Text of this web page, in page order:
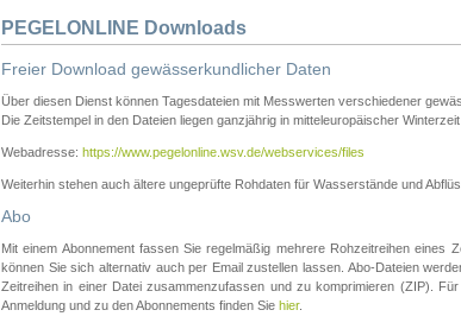
PEGELONLINE Downloads
Freier Download gewässerkundlicher Daten
Über diesen Dienst können Tagesdateien mit Messwerten verschiedener
Die Zeitstempel in den Dateien liegen ganzjährig in mitteleuropäischer Winterzeit
Webadresse: https://www.pegelonline.wsv.de/webservices/files
Weiterhin stehen auch ältere ungeprüfte Rohdaten für Wasserstände und
Abo
Mit einem Abonnement fassen Sie regelmäßig mehrere Rohzeitreihen
können Sie sich alternativ auch per Email zustellen lassen. Abo-Dateien
Zeitreihen in einer Datei zusammenzufassen und zu komprimieren (ZIP).
Anmeldung und zu den Abonnements finden Sie hier.